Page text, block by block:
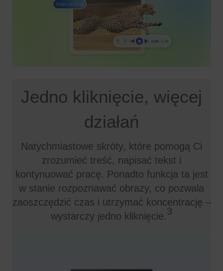
Jedno kliknięcie, więcej
działań
Natychmiastowe skróty, które pomogą Ci
zrozumieć treść, napisać tekst i
kontynuować pracę. Ponadto funkcja ta jest
w stanie rozpoznawać obrazy, co pozwala
zaoszczędzić czas i utrzymać koncentrację –
wystarczy jedno kliknięcie.3